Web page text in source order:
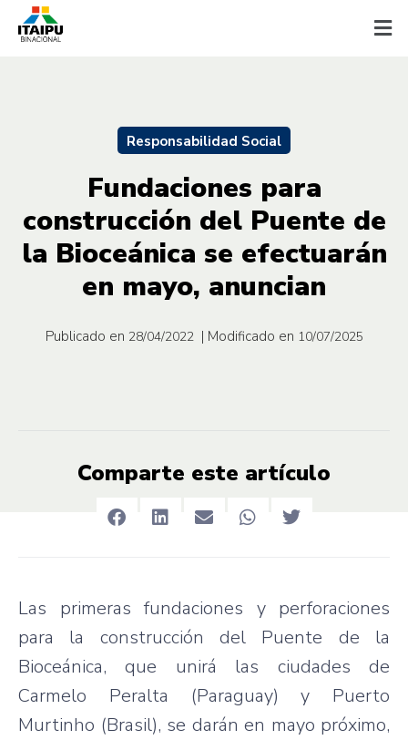
Responsabilidad Social
Fundaciones para
construcción del Puente de
la Bioceánica se efectuarán
en mayo, anuncian
Publicado en 28/04/2022 | Modificado en 10/07/2025
Comparte este artículo
Las primeras fundaciones y perforaciones
para la construcción del Puente de la
Bioceánica, que unirá las ciudades de
Carmelo Peralta (Paraguay) y Puerto
Murtinho (Brasil), se darán en mayo próximo,